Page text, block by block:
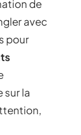
de
avec
pour
sur la